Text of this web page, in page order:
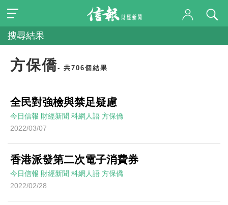
搜尋結果
方保僑- 共706個結果
全民對強檢與禁足疑慮
今日信報 財經新聞 科網人語 方保僑
2022/03/07
香港派發第二次電子消費券
今日信報 財經新聞 科網人語 方保僑
2022/02/28